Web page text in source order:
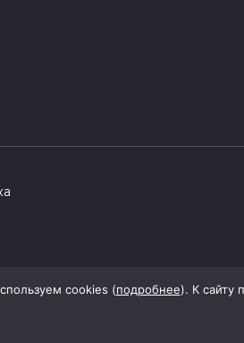
cookies (подробнее). К сайту